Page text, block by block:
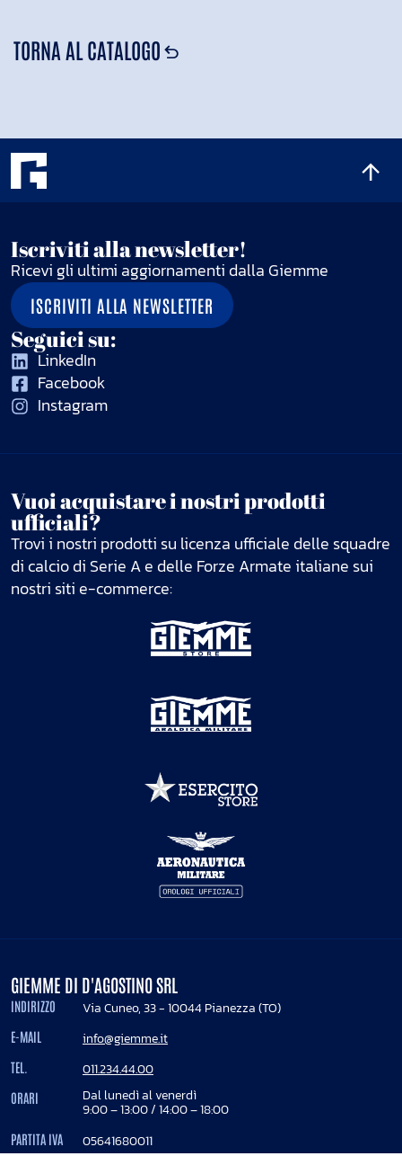
TORNA AL CATALOGO
Iscriviti alla newsletter!
Ricevi gli ultimi aggiornamenti dalla Giemme
ISCRIVITI ALLA NEWSLETTER
Seguici su:
LinkedIn
Facebook
Instagram
Vuoi acquistare i nostri prodotti
ufficiali?
Trovi i nostri prodotti su licenza ufficiale delle squadre
di calcio di Serie A e delle Forze Armate italiane sui
nostri siti e-commerce:
GIEMME DI D'AGOSTINO SRL
INDIRIZZO Via Cuneo, 33 - 10044 Pianezza (TO)
E-MAIL info@giemme.it
TEL. 011.234.44.00
ORARI Dal lunedì al venerdì
9:00 – 13:00 / 14:00 – 18:00
PARTITA IVA 05641680011